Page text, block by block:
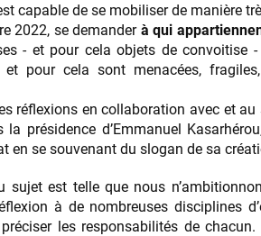
capable de se mobiliser de manière
2022, se demander à qui
- et pour cela objets de convoitise
et pour cela sont menacées,
réflexions en collaboration avec et
la présidence d’Emmanuel
en se souvenant du slogan de sa
sujet est telle que nous
à de nombreuses disciplines
les responsabilités de